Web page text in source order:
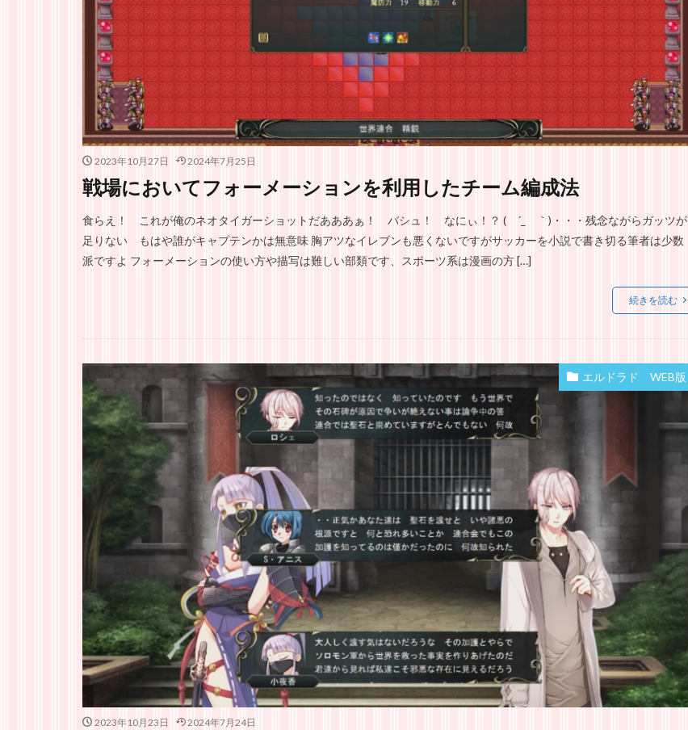
2023年10月27日 2024年7月25日
戦場においてフォーメーションを利用したチーム編成法
食らえ！ これが俺のネオタイガーショットだあああぁ！ バシュ！ なにぃ！？ ( ´_ゝ｀)・・・残念ながらガッツが
足りない もはや誰がキャプテンかは無意味 胸アツなイレブンも悪くないですがサッカーを小説で書き切る筆者は少数
派ですよ フォーメーションの使い方や描写は難しい部類です、スポーツ系は漫画の方 […]
続きを読む
エルドラド WEB版
2023年10月23日 2024年7月24日